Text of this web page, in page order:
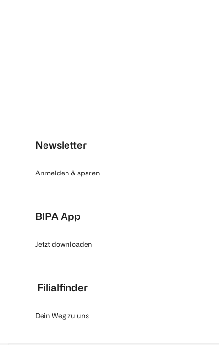
Newsletter
Anmelden & sparen
BIPA App
Jetzt downloaden
Filialfinder
Dein Weg zu uns